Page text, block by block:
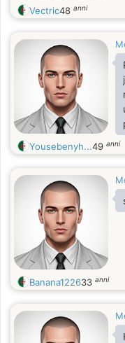
Vectric48 anni
Yousebenyh...49 anni
Banana122633 anni